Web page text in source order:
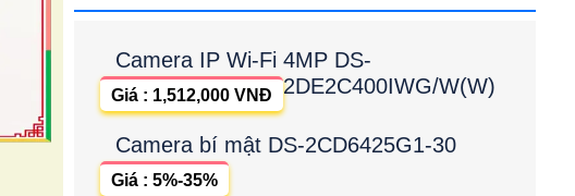
Camera IP Wi-Fi 4MP DS-
2DE2C400IWG/W(W)
Giá : 1,512,000 VNĐ
Camera bí mật DS-2CD6425G1-30
Giá : 5%-35%